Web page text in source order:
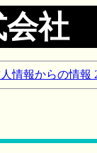
会社
情報からの情報